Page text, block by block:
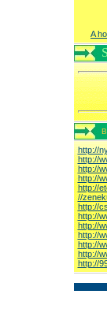
A
http://
http://
http://
http://
http://
//
http://
http://
http://
http://
http://
http://
http://